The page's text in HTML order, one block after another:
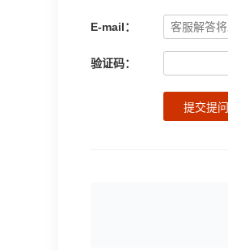
E-mail：
验证码：
提交提问